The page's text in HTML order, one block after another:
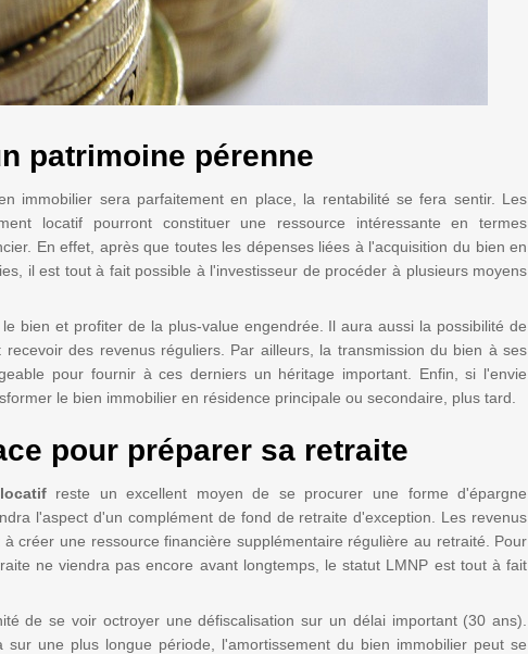
patrimoine pérenne
immobilier sera parfaitement en place, la rentabilité se fera sentir. Les
locatif pourront constituer une ressource intéressante en termes
En effet, après que toutes les dépenses liées à l'acquisition du bien en
il est tout à fait possible à l'investisseur de procéder à plusieurs moyens
bien et profiter de la plus-value engendrée. Il aura aussi la possibilité de
des revenus réguliers. Par ailleurs, la transmission du bien à ses
pour fournir à ces derniers un héritage important. Enfin, si l'envie
le bien immobilier en résidence principale ou secondaire, plus tard.
pour préparer sa retraite
reste un excellent moyen de se procurer une forme d'épargne
l'aspect d'un complément de fond de retraite d'exception. Les revenus
créer une ressource financière supplémentaire régulière au retraité. Pour
ne viendra pas encore avant longtemps, le statut LMNP est tout à fait
de se voir octroyer une défiscalisation sur un délai important (30 ans).
sur une plus longue période, l'amortissement du bien immobilier peut se